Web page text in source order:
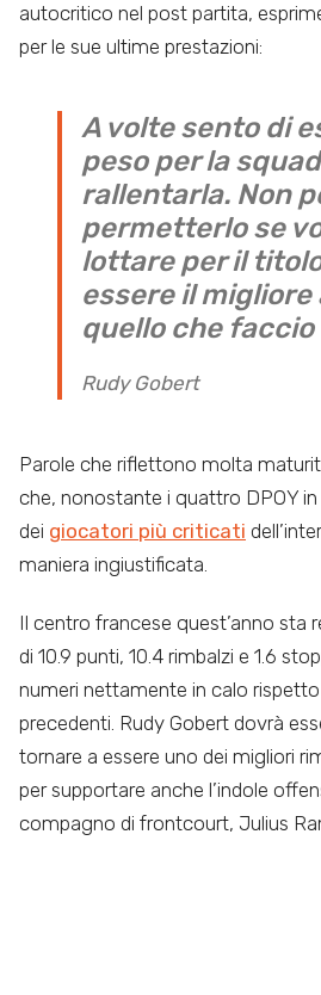
autocritico nel post partita,
per le sue ultime prestazioni:
A volte sento di
peso per la
rallentarla. Non
permetterlo se
lottare per il
essere il migliore
quello che faccio
Rudy Gobert
Parole che riflettono molta
che, nonostante i quattro DPOY
dei giocatori più criticati
maniera ingiustificata.
Il centro francese quest’anno sta
di 10.9 punti, 10.4 rimbalzi e 1.6
numeri nettamente in calo
precedenti. Rudy Gobert dovrà
tornare a essere uno dei migliori
per supportare anche l’indole
compagno di frontcourt, Julius